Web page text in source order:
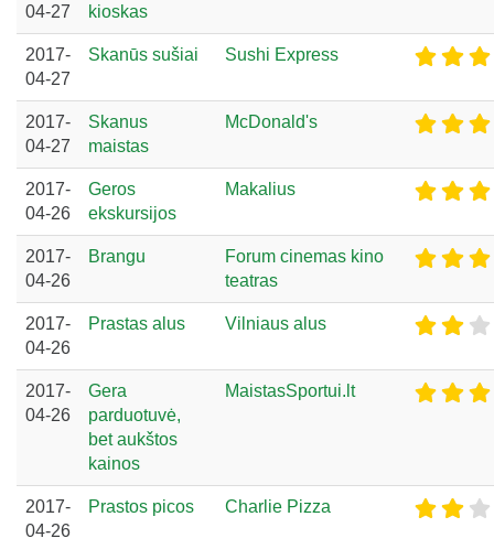
04-27
kioskas
2017-
04-27
Skanūs sušiai Sushi Express
2017-
04-27
Skanus
maistas
McDonald's
2017-
04-26
Geros
ekskursijos
Makalius
2017-
04-26
Brangu
Forum cinemas kino
teatras
2017-
04-26
Prastas alus Vilniaus alus
2017-
04-26
Gera
parduotuvė,
bet aukštos
kainos
MaistasSportui.lt
2017-
04-26
Prastos picos Charlie Pizza